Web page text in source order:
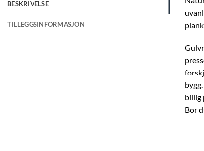
BESKRIVELSE
TILLEGGSINFORMASJON
billig
Bor